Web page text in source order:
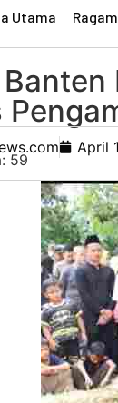
Utama
April
59